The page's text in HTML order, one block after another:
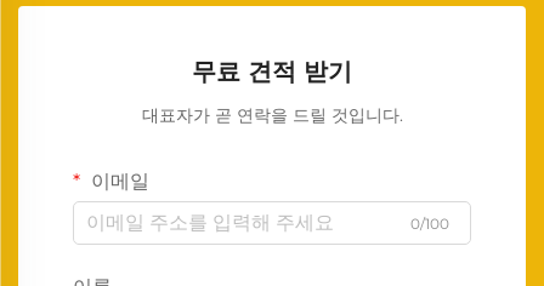
무료 견적 받기
대표자가 곧 연락을 드릴 것입니다.
이메일
0/100